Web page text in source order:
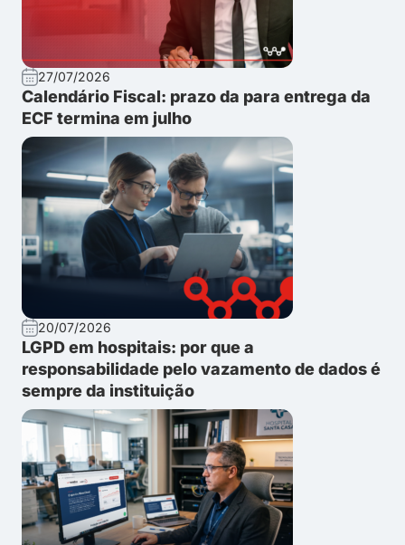
27/07/2026
Calendário Fiscal: prazo da para entrega da
ECF termina em julho
20/07/2026
LGPD em hospitais: por que a
responsabilidade pelo vazamento de dados é
sempre da instituição